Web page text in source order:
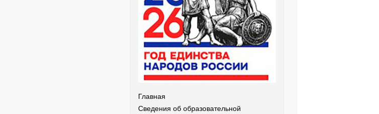
Главная
Сведения об образовательной